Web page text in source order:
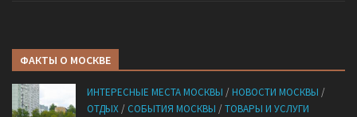
ФАКТЫ О МОСКВЕ
ИНТЕРЕСНЫЕ МЕСТА МОСКВЫ /НОВОСТИ МОСКВЫ /
ОТДЫХ / СОБЫТИЯ МОСКВЫ /ТОВАРЫ И УСЛУГИ